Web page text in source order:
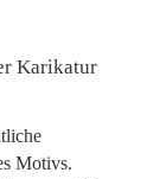
Karikatur
Motivs.